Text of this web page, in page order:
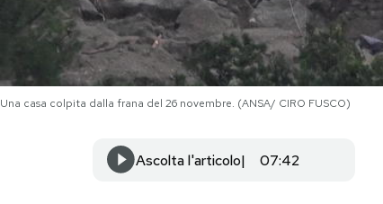
Una casa colpita dalla frana del 26 novembre. (ANSA/ CIRO FUSCO)
Ascolta l'articolo 07:42